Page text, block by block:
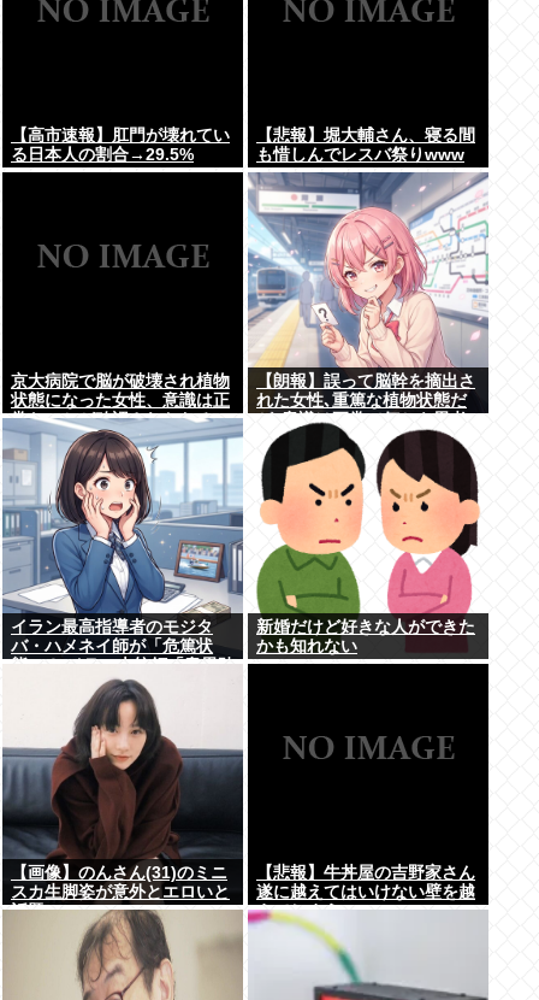
【高市速報】肛門が壊れてい
る日本人の割合→29.5%
【悲報】堀大輔さん、寝る間
も惜しんでレスバ祭りwww
京大病院で脳が破壊され植物
状態になった女性、意識は正
常なことが確認されおわる
【朗報】誤って脳幹を摘出さ
れた女性､重篤な植物状態だ
が､意識は正常で何かを思考
していると判明
イラン最高指導者のモジタ
バ・ハメネイ師が「危篤状
態」？ イラン大統領「意思疎
通はかなり難しい」
新婚だけど好きな人ができた
かも知れない
【画像】のんさん(31)のミニ
スカ生脚姿が意外とエロいと
話題
【悲報】牛丼屋の吉野家さん
遂に越えてはいけない壁を越
えてしまう…